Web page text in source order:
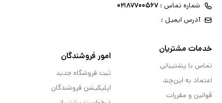
شماره تماس : ۰۲۱۸۷۷۰۰۵۶۷
آدرس ایمیل :
خدمات مشتریان
تماس با پشتیبانی
اعتماد به این‌چند
قوانین و مقررات
امور فروشندگان
ثبت فروشگاه جدید
اپلیکیشن فروشندگان